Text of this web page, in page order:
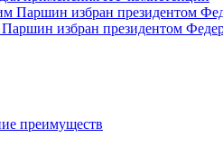
избран президентом